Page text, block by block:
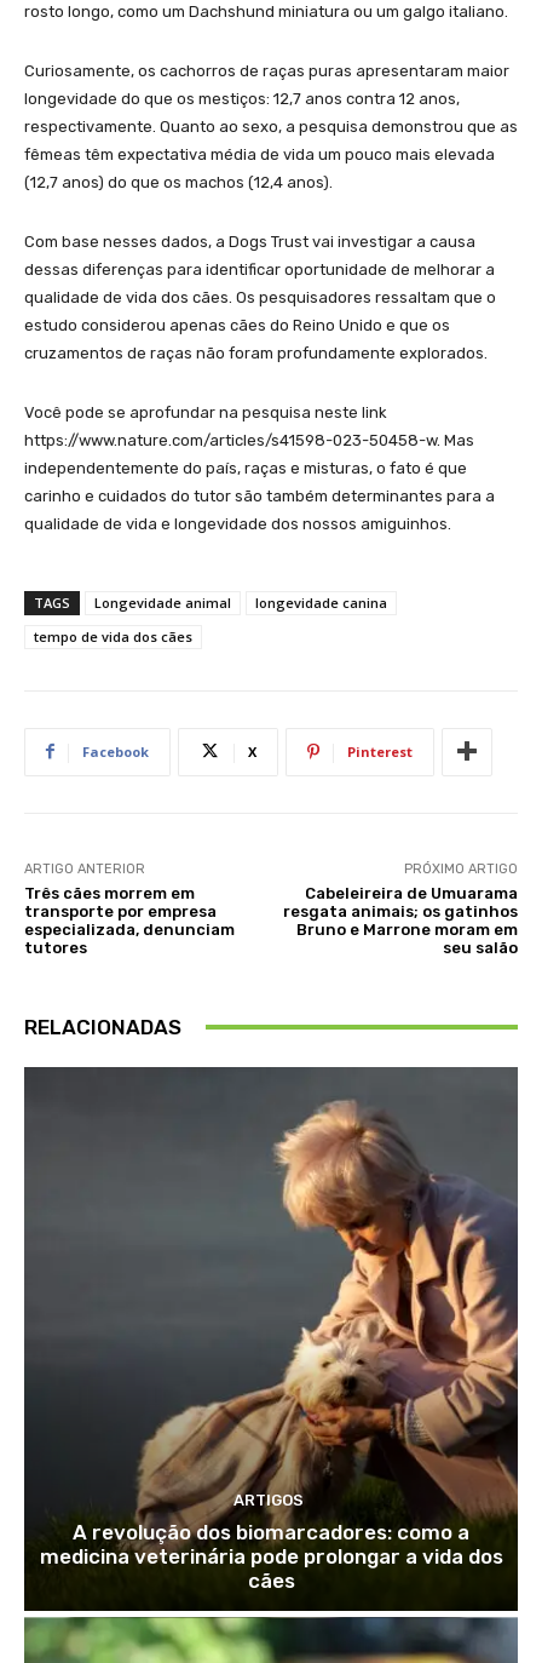
rosto longo, como um Dachshund miniatura ou um galgo italiano.
Curiosamente, os cachorros de raças puras apresentaram maior
longevidade do que os mestiços: 12,7 anos contra 12 anos,
respectivamente. Quanto ao sexo, a pesquisa demonstrou que as
fêmeas têm expectativa média de vida um pouco mais elevada
(12,7 anos) do que os machos (12,4 anos).
Com base nesses dados, a Dogs Trust vai investigar a causa
dessas diferenças para identificar oportunidade de melhorar a
qualidade de vida dos cães. Os pesquisadores ressaltam que o
estudo considerou apenas cães do Reino Unido e que os
cruzamentos de raças não foram profundamente explorados.
Você pode se aprofundar na pesquisa neste link
https://www.nature.com/articles/s41598-023-50458-w. Mas
independentemente do país, raças e misturas, o fato é que
carinho e cuidados do tutor são também determinantes para a
qualidade de vida e longevidade dos nossos amiguinhos.
TAGS Longevidade animal
longevidade canina
tempo de vida dos cães
Facebook X Pinterest
ARTIGO ANTERIOR
Três cães morrem em
transporte por empresa
especializada, denunciam
tutores
PRÓXIMO ARTIGO
Cabeleireira de Umuarama
resgata animais; os gatinhos
Bruno e Marrone moram em
seu salão
RELACIONADAS
ARTIGOS
A revolução dos biomarcadores: como a
medicina veterinária pode prolongar a vida dos
cães